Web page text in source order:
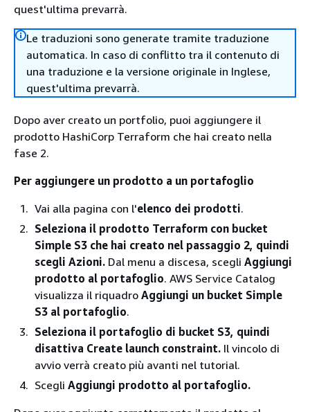
quest'ultima prevarrà.
Le traduzioni sono generate tramite traduzione
automatica. In caso di conflitto tra il contenuto di
una traduzione e la versione originale in Inglese,
quest'ultima prevarrà.
Dopo aver creato un portfolio, puoi aggiungere il
prodotto HashiCorp Terraform che hai creato nella
fase 2.
Per aggiungere un prodotto a un portafoglio
Vai alla pagina con l'elenco dei prodotti.
Seleziona il prodotto Terraform con bucket
Simple S3 che hai creato nel passaggio 2, quindi
scegli Azioni. Dal menu a discesa, scegli Aggiungi
prodotto al portafoglio. AWS Service Catalog
visualizza il riquadro Aggiungi un bucket Simple
S3 al portafoglio.
Seleziona il portafoglio di bucket S3, quindi
disattiva Create launch constraint. Il vincolo di
avvio verrà creato più avanti nel tutorial.
Scegli Aggiungi prodotto al portafoglio.